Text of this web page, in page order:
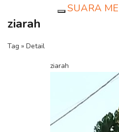
SUARA
ziarah
Tag » Detail
ziarah